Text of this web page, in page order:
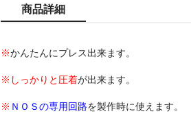
商品詳細
※かんたんにプレス出来ます。
※ しっかりと圧着が出来ます。
※ ＮＯＳの専用回路を製作時に使えます。